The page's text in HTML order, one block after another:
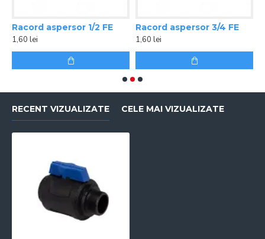
Racord aspersor 1/2 FE
1,60 lei
Racord aspersor 3/4 FE
1,60 lei
RECENT VIZUALIZATE CELE MAI VIZUALIZATE